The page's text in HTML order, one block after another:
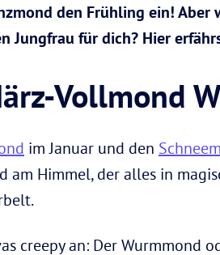
den Frühling ein! Aber
Jungfrau für dich? Hier
Vollmond
im Januar und den
Himmel, der alles in
creepy an: Der Wurmmond